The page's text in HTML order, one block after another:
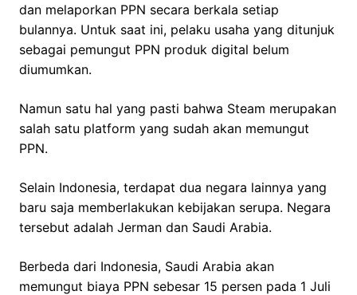
dan melaporkan PPN secara berkala setiap
bulannya. Untuk saat ini, pelaku usaha yang ditunjuk
sebagai pemungut PPN produk digital belum
diumumkan.
Namun satu hal yang pasti bahwa Steam merupakan
salah satu platform yang sudah akan memungut
PPN.
Selain Indonesia, terdapat dua negara lainnya yang
baru saja memberlakukan kebijakan serupa. Negara
tersebut adalah Jerman dan Saudi Arabia.
Berbeda dari Indonesia, Saudi Arabia akan
memungut biaya PPN sebesar 15 persen pada 1 Juli